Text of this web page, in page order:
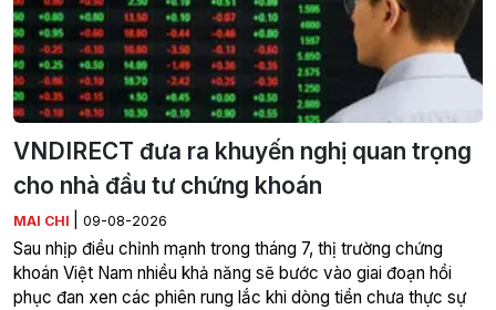
VNDIRECT đưa ra khuyến nghị quan trọng
cho nhà đầu tư chứng khoán
MAI CHI 09-08-2026
Sau nhịp điều chỉnh mạnh trong tháng 7, thị trường chứng
khoán Việt Nam nhiều khả năng sẽ bước vào giai đoạn hồi
phục đan xen các phiên rung lắc khi dòng tiền chưa thực sự